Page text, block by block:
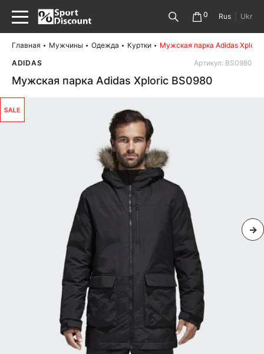
0 Rus Ukr
Главная Мужчины Одежда Куртки
Мужская парка Adidas
ADIDAS
Артикул: BS0980
Мужская парка Adidas Xploric BS0980